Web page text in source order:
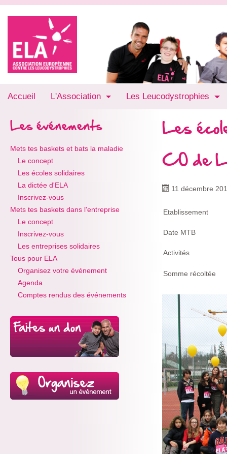
Accueil L'Association Les Leucodystrophies
Les événements
Mets tes baskets et bats la maladie
Le concept
Les écoles solidaires
La dictée d'ELA
Inscrivez-vous
Mets tes baskets dans l'entreprise
Le concept
Inscrivez-vous
Les entreprises solidaires
Tous pour ELA
Organisez votre événement
Agenda
Comptes rendus des événements
Les
CO de
11 décembre
Etablissement
Date MTB
Activités
Somme récoltée